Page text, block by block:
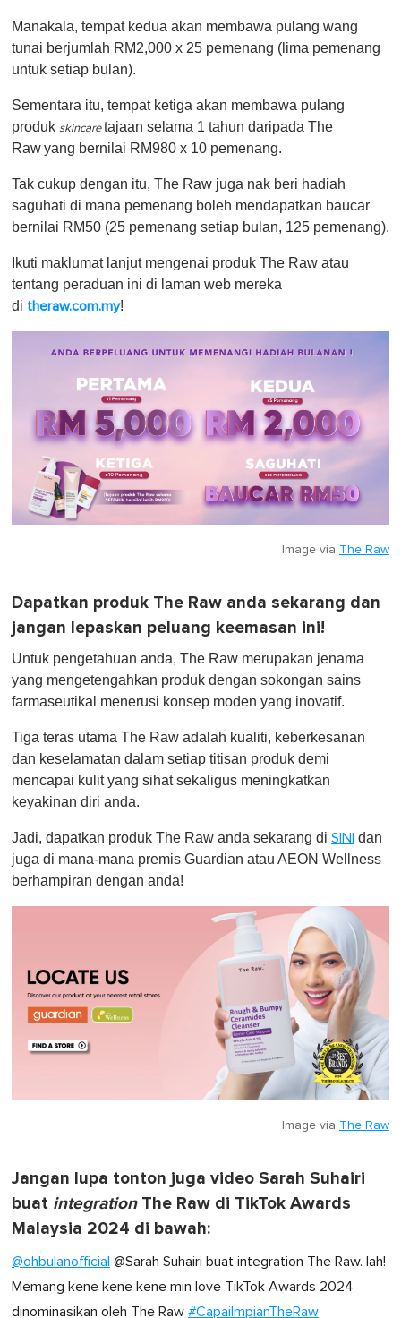
Manakala, tempat kedua akan membawa pulang wang
tunai berjumlah RM2,000 x 25 pemenang (lima pemenang
untuk setiap bulan).
Sementara itu, tempat ketiga akan membawa pulang
produk skincaretajaan selama 1 tahun daripada The
Rawyang bernilai RM980 x 10 pemenang.
Tak cukup dengan itu, The Raw juga nak beri hadiah
saguhati di mana pemenang boleh mendapatkan baucar
bernilai RM50 (25 pemenang setiap bulan, 125 pemenang).
Ikuti maklumat lanjut mengenai produk The Raw atau
tentang peraduan ini di laman web mereka
di theraw.com.my!
Image via The Raw
Dapatkan produk The Raw anda sekarang dan
jangan lepaskan peluang keemasan ini!
Untuk pengetahuan anda, The Raw merupakan jenama
yang mengetengahkan produk dengan sokongan sains
farmaseutikal menerusi konsep moden yang inovatif.
Tiga teras utama The Raw adalah kualiti, keberkesanan
dan keselamatan dalam setiap titisan produk demi
mencapai kulit yang sihat sekaligus meningkatkan
keyakinan diri anda.
Jadi, dapatkan produk The Raw anda sekarang di SINI dan
juga di mana-mana premis Guardian atau AEON Wellness
berhampiran dengan anda!
Image via The Raw
Jangan lupa tonton juga video Sarah Suhairi
buat integrationThe Raw di TikTok Awards
Malaysia 2024 di bawah:
@ohbulanofficial @Sarah Suhairi buat integration The Raw. lah!
Memang kene kene kene min love TikTok Awards 2024
dinominasikan oleh The Raw #CapaiImpianTheRaw